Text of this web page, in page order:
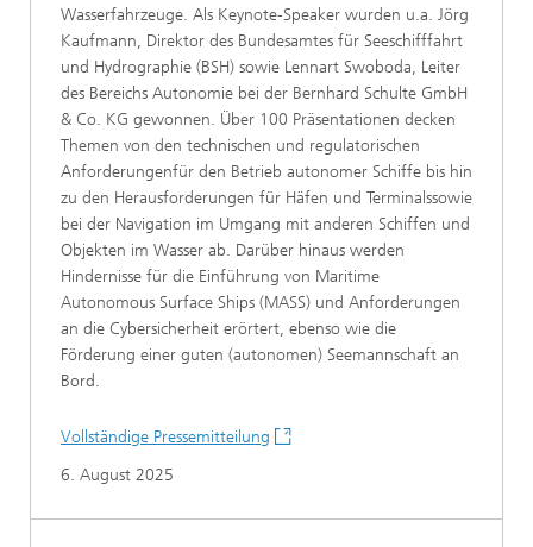
Wasserfahrzeuge. Als Keynote-Speaker wurden u.a. Jörg
Kaufmann, Direktor des Bundesamtes für Seeschifffahrt
und Hydrographie (BSH) sowie Lennart Swoboda, Leiter
des Bereichs Autonomie bei der Bernhard Schulte GmbH
& Co. KG gewonnen. Über 100 Präsentationen decken
Themen von den technischen und regulatorischen
Anforderungenfür den Betrieb autonomer Schiffe bis hin
zu den Herausforderungen für Häfen und Terminalssowie
bei der Navigation im Umgang mit anderen Schiffen und
Objekten im Wasser ab. Darüber hinaus werden
Hindernisse für die Einführung von Maritime
Autonomous Surface Ships (MASS) und Anforderungen
an die Cybersicherheit erörtert, ebenso wie die
Förderung einer guten (autonomen) Seemannschaft an
Bord.
Vollständige Pressemitteilung
6. August 2025